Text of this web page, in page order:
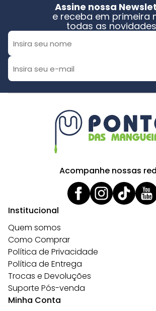
Assine nossa
e receba em primeira
todas as
Acompanhe nossas
Institucional
Quem somos
Como Comprar
Política de Privacidade
Política de Entrega
Trocas e Devoluções
Suporte Pós-venda
Minha Conta